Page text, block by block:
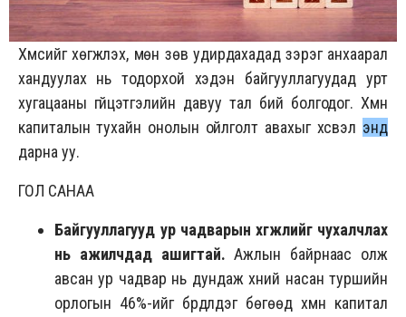
Хүмүүсийг хөгжүүлэх, мөн зөв удирдахадад зэрэг анхаарал
хандуулах нь тодорхой хэдэн байгууллагуудад урт
хугацааны гүйцэтгэлийн давуу тал бий болгодог. Хүмүүн
капиталын тухайн онолын ойлголт авахыг хүсвэл энд
дарна уу.
ГОЛ САНАА
Байгууллагууд ур чадварын хөгжлийг чухалчлах
нь ажилчдад ашигтай. Ажлын байрнаас олж
авсан ур чадвар нь дундаж хүний насан туршийн
орлогын 46%-ийг бүрдүүлдэг бөгөөд хүмүүн капитал